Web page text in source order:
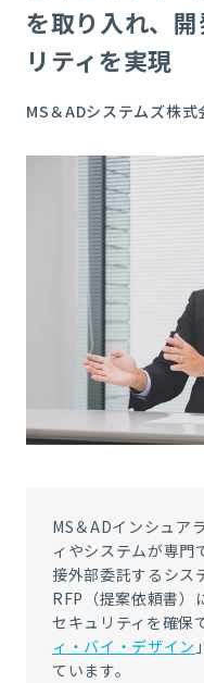
を取り入れ、
リティを実現
MS＆ADシステムズ株式
MS＆ADインシュア
ィやシステムが専門
接外部委託するシス
RFP（提案依頼書）
セキュリティを確保
ィ・バイ・デザイン
ています。